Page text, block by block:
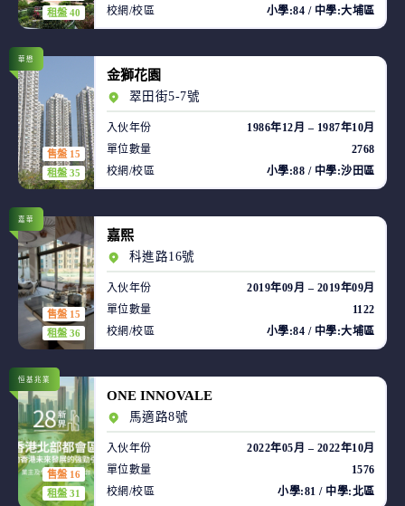
租盤 40
校網/校區
小學:84 / 中學:大埔區
售盤 15
租盤 35
華懋
金獅花園
翠田街5-7號
入伙年份
1986年12月 – 1987年10月
單位數量
2768
校網/校區
小學:88 / 中學:沙田區
售盤 15
租盤 36
嘉華
嘉熙
科進路16號
入伙年份
2019年09月 – 2019年09月
單位數量
1122
校網/校區
小學:84 / 中學:大埔區
售盤 16
租盤 31
恒基兆業
ONE INNOVALE
馬適路8號
入伙年份
2022年05月 – 2022年10月
單位數量
1576
校網/校區
小學:81 / 中學:北區